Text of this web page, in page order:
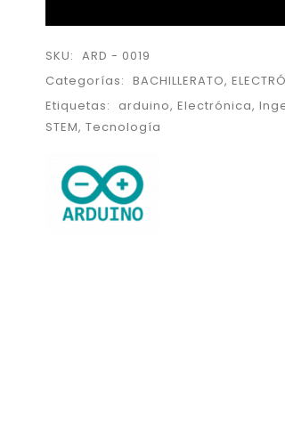
SKU: ARD - 0019
Categorías: BACHILLERATO,
Etiquetas:
arduino,Electrónica,
STEM,Tecnología